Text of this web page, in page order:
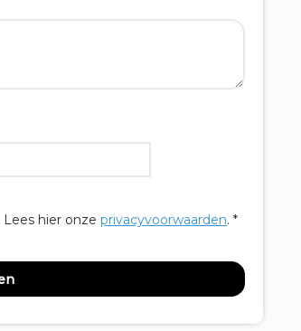
Lees hier onze privacyvoorwaarden. *